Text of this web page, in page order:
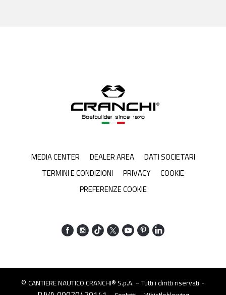
MEDIA CENTER DEALER AREA
DATI SOCIETARI
TERMINI E CONDIZIONI
PRIVACY
COOKIE
PREFERENZE COOKIE
© CANTIERE NAUTICO CRANCHI® S.p.A. - Tutti i diritti riservati -